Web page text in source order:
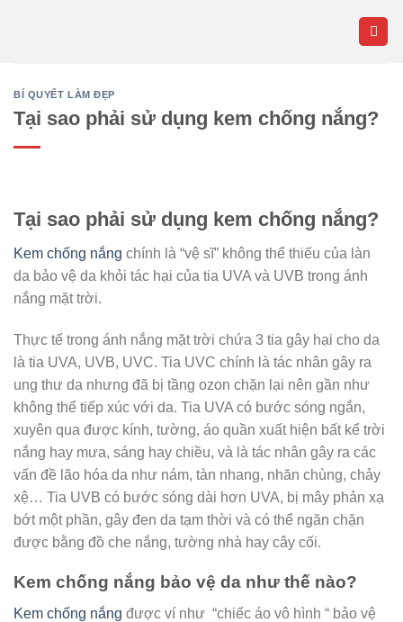
BÍ QUYẾT LÀM ĐẸP
Tại sao phải sử dụng kem chống nắng?
Tại sao phải sử dụng kem chống nắng?
Kem chống nắng chính là “vệ sĩ” không thể thiếu của làn
da bảo vệ da khỏi tác hại của tia UVA và UVB trong ánh
nắng mặt trời.
Thực tế trong ánh nắng mặt trời chứa 3 tia gây hại cho da
là tia UVA, UVB, UVC. Tia UVC chính là tác nhân gây ra
ung thư da nhưng đã bị tầng ozon chặn lại nên gần như
không thể tiếp xúc với da. Tia UVA có bước sóng ngắn,
xuyên qua được kính, tường, áo quần xuất hiện bất kể trời
nắng hay mưa, sáng hay chiều, và là tác nhân gây ra các
vấn đề lão hóa da như nám, tàn nhang, nhăn chùng, chảy
xệ… Tia UVB có bước sóng dài hơn UVA, bị mây phản xạ
bớt một phần, gây đen da tạm thời và có thể ngăn chặn
được bằng đồ che nắng, tường nhà hay cây cối.
Kem chống nắng bảo vệ da như thế nào?
Kem chống nắng được ví như “chiếc áo vô hình “ bảo vệ